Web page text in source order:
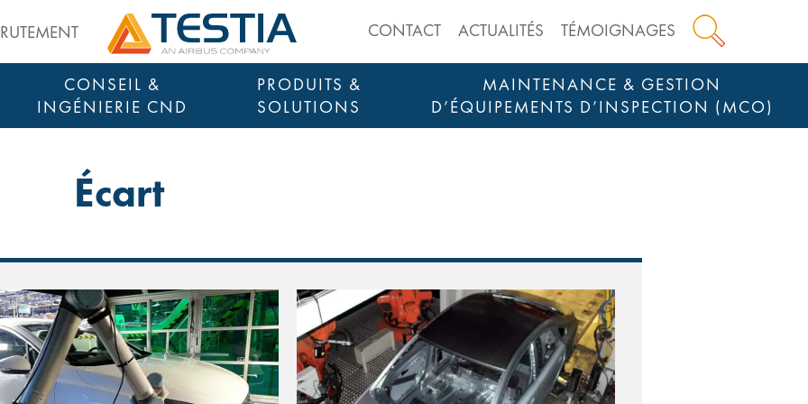
CONTACT ACTUALITÉS TÉMOIGNAGES
Testia
CONSEIL &
INGÉNIERIE CND
PRODUITS &
SOLUTIONS
MAINTENANCE & GESTION
D’ÉQUIPEMENTS D’INSPECTION (MCO)
Écart